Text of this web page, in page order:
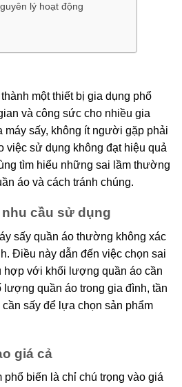
lý hoạt động
một thiết bị gia dụng phổ
và công sức cho nhiều gia
máy sấy, không ít người gặp phải
việc sử dụng không đạt hiệu quả
tìm hiểu những sai lầm thường
áo và cách tránh chúng.
cầu sử dụng
sấy quần áo thường không xác
Điều này dẫn đến việc chọn sai
hợp với khối lượng quần áo cần
lượng quần áo trong gia đình, tần
sấy để lựa chọn sản phẩm
giá cả
phổ biến là chỉ chú trọng vào giá